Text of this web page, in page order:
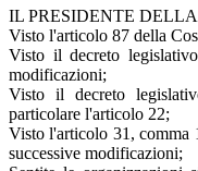
IL PRESIDENTE
Visto l'articolo 87 della
Visto il decreto
modificazioni;
Visto il decreto
particolare l'articolo 22;
Visto l'articolo 31, comma
successive modificazioni;